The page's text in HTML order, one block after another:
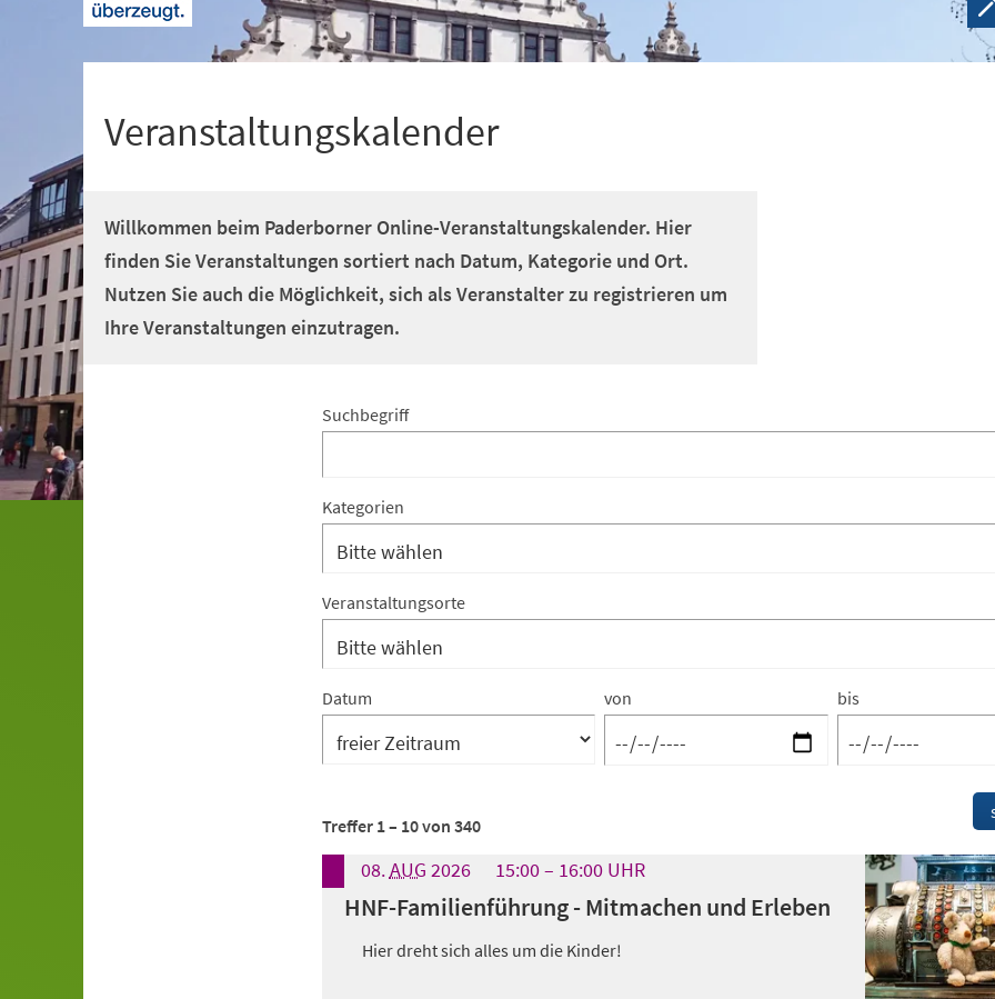
Veranstaltungskalender
Willkommen beim Paderborner Online-Veranstaltungskalender. Hier
finden Sie Veranstaltungen sortiert nach Datum, Kategorie und Ort.
Nutzen Sie auch die Möglichkeit, sich als Veranstalter zu registrieren um
Ihre Veranstaltungen einzutragen.
Suchbegriff
Kategorien
Veranstaltungsorte
Datum von bis
Treffer 1– 10von 340
08.AUG 2026 15:00 16:00UHR
HNF-Familienführung - Mitmachen und Erleben
Hier dreht sich alles um die Kinder!